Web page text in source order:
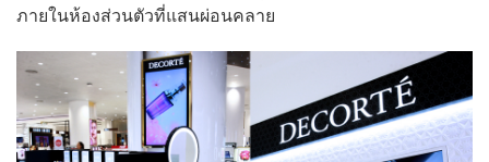
ภายในห้องส่วนตัวที่แสนผ่อนคลาย